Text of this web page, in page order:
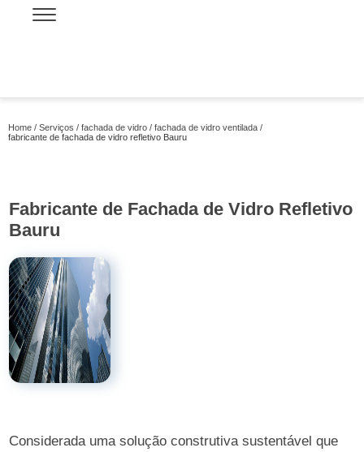
Home Serviços fachada de vidro
fachada de vidro ventilada
fabricante de fachada de vidro refletivo Bauru
Fabricante de Fachada de Vidro Refletivo
Bauru
Considerada uma solução construtiva sustentável que